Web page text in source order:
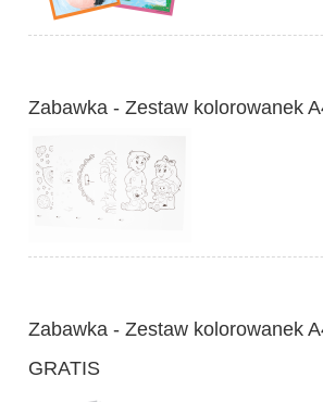
Zabawka - Zestaw kolorowanek
Zabawka - Zestaw kolorowanek
GRATIS